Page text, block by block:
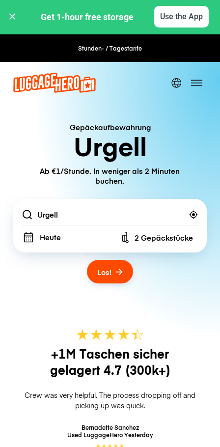
Get 1-hour free storage Use the App
Stunden- / Tagestarife Flexible Buchung
Gepäckaufbewahrung
Urgell
Ab €1/Stunde. In weniger als 2 Minuten
buchen.
Location
Heute Number of bags
2 Gepäckstücke
Los!
★★★★☆
★
+1M Taschen sicher
gelagert 4.7 (300k+)
Crew was very helpful. The process dropping off and
picking up was quick.
Bernadette Sanchez
Used LuggageHeroYesterday